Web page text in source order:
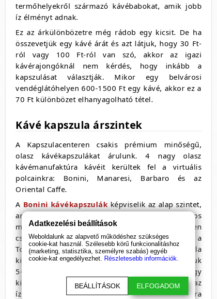
termőhelyekről származó kávébabokat, amik jobb
íz élményt adnak.
Ez az árkülönbözetre még rádob egy kicsit. De ha
összevetjük egy kávé árát és azt látjuk, hogy 30 Ft-
ról vagy 100 Ft-ról van szó, akkor az igazi
kávérajongóknál nem kérdés, hogy inkább a
kapszulásat választják. Mikor egy belvárosi
vendéglátóhelyen 600-1500 Ft egy kávé, akkor ez a
70 Ft különbözet elhanyagolható tétel.
Kávé kapszula árszintek
A Kapszulacenteren csakis prémium minőségű,
olasz kávékapszulákat árulunk. 4 nagy olasz
kávémanufaktúra kávéit kerültek fel a virtuális
polcainkra: Bonini, Manaresi, Barbaro és az
Oriental Caffe.
A Bonini kávékapszulákképviselik az alap szintet,
ami minőségben kiemelkedik a hagyományos
mezőnyből, de az árát tekintve megfizethető, hiszen
csak 99 Ft egy kapszula. Közel 40 féle ízével ez a
Toszkánából származó minőségi kávékapszula
kiváló lehetőség kísérletezni. Egyszerre javasoljuk
5-10 féle kapszula megrendelését, hogy
kikísérletezzük melyik felel meg legjobban az
ízlésünknek ill. melyik kapszula milyen alkalomra
Adatkezelési beállítások
Weboldalunk az alapvető működéshez szükséges
cookie-kat használ. Szélesebb körű funkcionalitáshoz
(marketing, statisztika, személyre szabás) egyéb
cookie-kat engedélyezhet. Részletesebb információk.
BEÁLLÍTÁSOK ELFOGADOM